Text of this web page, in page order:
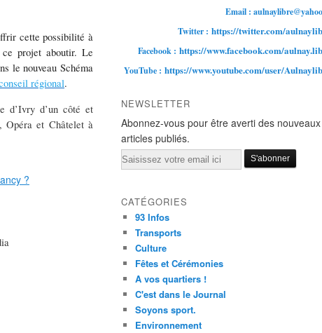
cette possibilité à
projet aboutir. Le
le nouveau Schéma
régional.
d’Ivry d’un côté et
Opéra et Châtelet à
Email :
Twitter : https://twitter.com/
Facebook : https://www.facebook.com/
YouTube : https://www.youtube.com/user/
NEWSLETTER
Abonnez-vous pour être averti des nouveaux
articles publiés.
Email
CATÉGORIES
93 Infos
Transports
Culture
Fêtes et Cérémonies
A vos quartiers !
C'est dans le Journal
Soyons sport.
Environnement